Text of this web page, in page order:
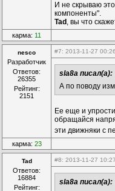
И не скрываю
компоненты".
Tad , вы что
карма: 11
nesco
Разработчик
Ответов:
26355
Рейтинг:
2151
#7: 2013-11-27
sla8a писал(а):
А по поводу
Ее еще и
обращайся
эти движняки с
карма: 23
Tad
Ответов:
16884
Рейтинг:
#8: 2013-11-27
sla8a писал(а):